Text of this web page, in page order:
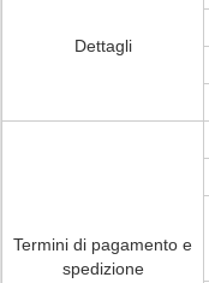
Dettagli
Termini di pagamento e
spedizione